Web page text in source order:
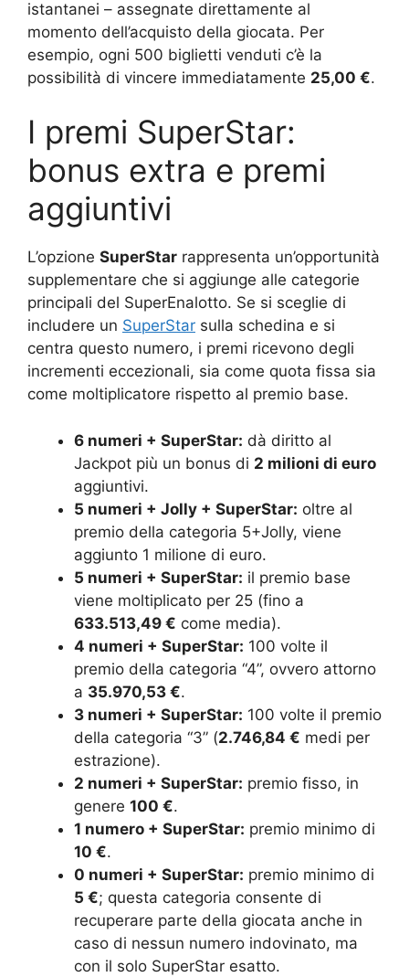
istantanei – assegnate direttamente al
momento dell’acquisto della giocata. Per
esempio, ogni 500 biglietti venduti c’è la
possibilità di vincere immediatamente 25,00 €.
I premi SuperStar:
bonus extra e premi
aggiuntivi
L’opzione SuperStar rappresenta un’opportunità
supplementare che si aggiunge alle categorie
principali del SuperEnalotto. Se si sceglie di
includere un SuperStar sulla schedina e si
centra questo numero, i premi ricevono degli
incrementi eccezionali, sia come quota fissa sia
come moltiplicatore rispetto al premio base.
6 numeri + SuperStar: dà diritto al
Jackpot più un bonus di 2 milioni di euro
aggiuntivi.
5 numeri + Jolly + SuperStar: oltre al
premio della categoria 5+Jolly, viene
aggiunto 1 milione di euro.
5 numeri + SuperStar: il premio base
viene moltiplicato per 25 (fino a
633.513,49 € come media).
4 numeri + SuperStar: 100 volte il
premio della categoria “4”, ovvero attorno
a 35.970,53 €.
3 numeri + SuperStar: 100 volte il premio
della categoria “3” (2.746,84 € medi per
estrazione).
2 numeri + SuperStar: premio fisso, in
genere 100 €.
1 numero + SuperStar: premio minimo di
10 €.
0 numeri + SuperStar: premio minimo di
5 €; questa categoria consente di
recuperare parte della giocata anche in
caso di nessun numero indovinato, ma
con il solo SuperStar esatto.